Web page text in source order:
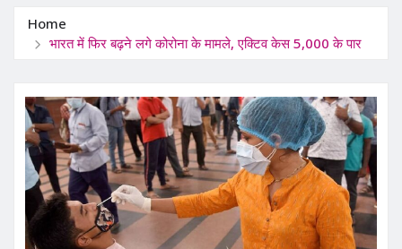
Home
भारत में फिर बढ़ने लगे कोरोना के मामले, एक्टिव केस 5,000 के पार